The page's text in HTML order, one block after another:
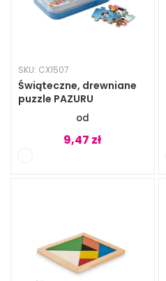
SKU: CX1507
Świąteczne, drewniane
puzzle PAZURU
9,47 zł